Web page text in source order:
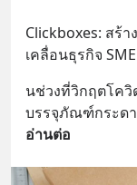
Clickboxes: สร้
เคลื่อนธุรกิจ SME
นช่วงที่วิกฤตโควิ
บรรจุภัณฑ์กระด
อ่านต่อ